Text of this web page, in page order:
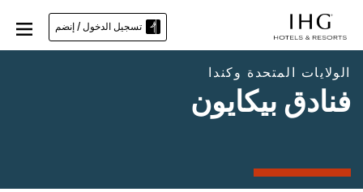
تسجيل الدخول / إنضم
الولايات المتحدة وكندا
فنادق بيكايون